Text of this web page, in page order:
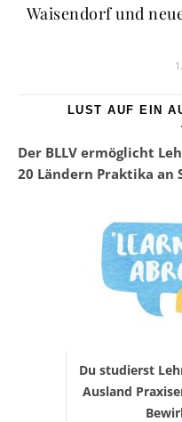
Waisendorf und
LUST AUF EIN
Der BLLV ermöglicht
20 Ländern Praktika an
Du studierst
Ausland